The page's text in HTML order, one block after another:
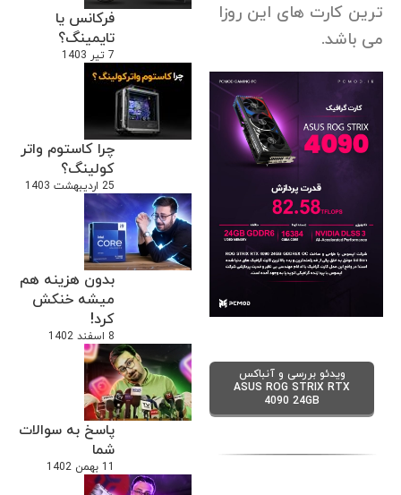
فرکانس یا
تایمینگ؟
7 تیر 1403
چرا کاستوم واتر
کولینگ؟
25 اردیبهشت 1403
بدون هزینه هم
میشه خنکش
کرد!
8 اسفند 1402
پاسخ به سوالات
شما
11 بهمن 1402
ترین کارت های این روزا
می باشد.
ویدئو بررسی و آنباکس
ASUS ROG STRIX RTX
4090 24GB